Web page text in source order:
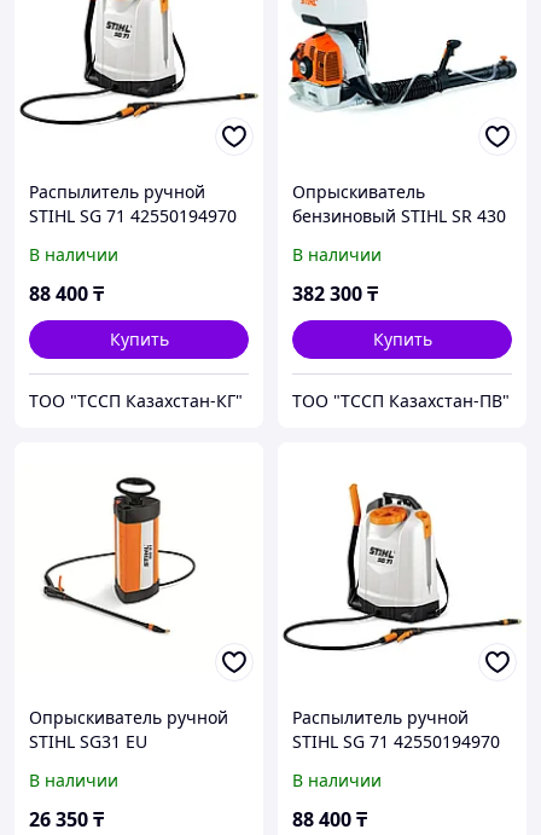
Распылитель ручной
STIHL SG 71 42550194970
В наличии
88 400₸
Купить
ТОО "ТССП Казахстан-КГ"
Опрыскиватель
бензиновый STIHL SR 430
В наличии
382 300₸
Купить
ТОО "ТССП Казахстан-ПВ"
Опрыскиватель ручной
STIHL SG31 EU
В наличии
26 350₸
Распылитель ручной
STIHL SG 71 42550194970
В наличии
88 400₸